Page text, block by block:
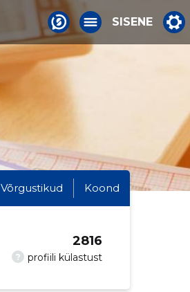
SISENE
Võrgustikud Koond
? profiili külastust
2816